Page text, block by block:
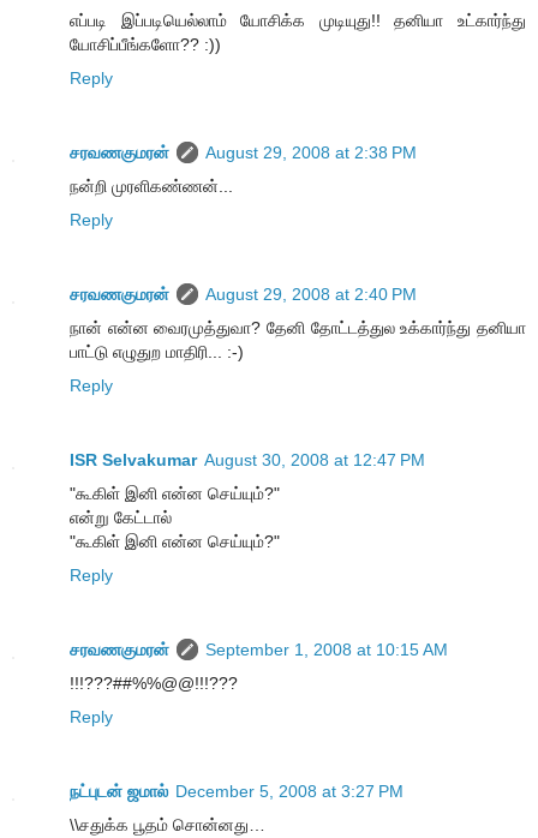
எப்படி இப்படியெல்லாம் யோசிக்க முடியுது!! தனியா உட்கார்ந்து
யோசிப்பீங்களோ?? :))
Reply
சரவணகுமரன்
August 29, 2008 at 2:38 PM
நன்றி முரளிகண்ணன்...
Reply
சரவணகுமரன்
August 29, 2008 at 2:40 PM
நான் என்ன வைரமுத்துவா? தேனி தோட்டத்துல உக்கார்ந்து தனியா
பாட்டு எழுதுற மாதிரி... :-)
Reply
ISR Selvakumar August 30, 2008 at 12:47 PM
"கூகிள் இனி என்ன செய்யும்?"
என்று கேட்டால்
"கூகிள் இனி என்ன செய்யும்?"
Reply
சரவணகுமரன்
September 1, 2008 at 10:15 AM
!!!???##%%@@!!!???
Reply
நட்புடன் ஜமால் December 5, 2008 at 3:27 PM
\\சதுக்க பூதம் சொன்னது…